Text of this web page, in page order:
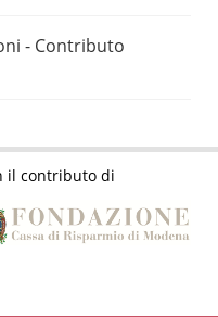
- Contributo
il contributo di